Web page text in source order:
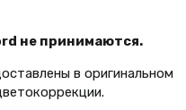
не принимаются.
в оригинальном